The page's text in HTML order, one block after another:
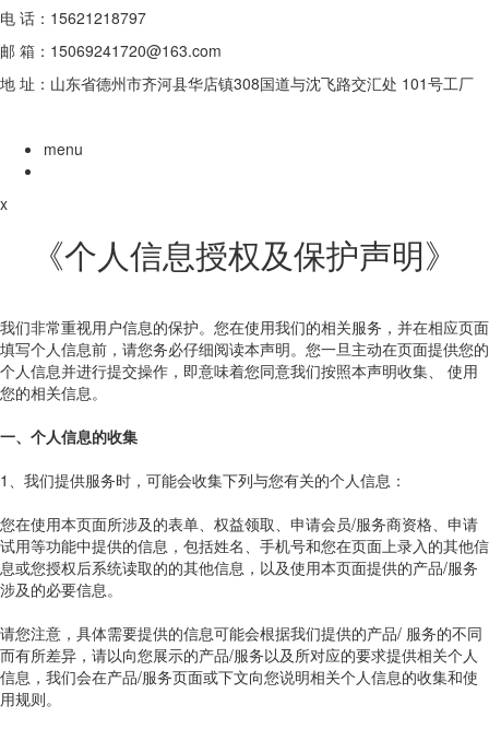
电 话：15621218797
邮 箱：15069241720@163.com
地 址：山东省德州市齐河县华店镇308国道与沈飞路交汇处 101号工厂
menu
x
《个人信息授权及保护声明》
我们非常重视用户信息的保护。您在使用我们的相关服务，并在相应页面
填写个人信息前，请您务必仔细阅读本声明。您一旦主动在页面提供您的
个人信息并进行提交操作，即意味着您同意我们按照本声明收集、 使用
您的相关信息。
一、个人信息的收集
1、我们提供服务时，可能会收集下列与您有关的个人信息：
您在使用本页面所涉及的表单、权益领取、申请会员/服务商资格、申请
试用等功能中提供的信息，包括姓名、手机号和您在页面上录入的其他信
息或您授权后系统读取的的其他信息，以及使用本页面提供的产品/服务
涉及的必要信息。
请您注意，具体需要提供的信息可能会根据我们提供的产品/ 服务的不同
而有所差异，请以向您展示的产品/服务以及所对应的要求提供相关个人
信息，我们会在产品/服务页面或下文向您说明相关个人信息的收集和使
用规则。